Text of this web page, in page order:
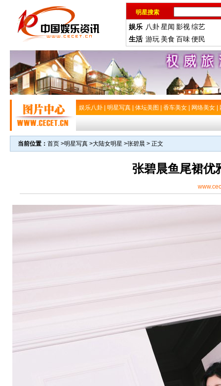
明星搜索
娱乐 八卦星闻 影视综艺
生活 游玩 美食 百味便民
娱乐八卦 明星写真 体坛美图 香车美女 网络美女
当前位置： 首页 >明星写真 >大陆女明星 >张碧晨 > 正文
张碧晨鱼尾裙优